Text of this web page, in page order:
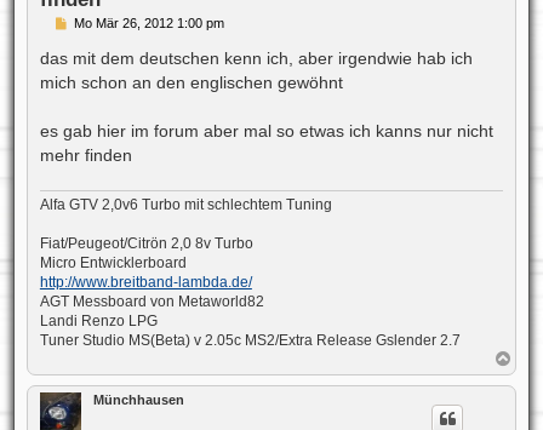
B
r
Mo Mär 26, 2012 1:00 pm
das mit dem deutschen kenn ich, aber irgendwie hab ich
mich schon an den englischen gewöhnt
es gab hier im forum aber mal so etwas ich kanns nur nicht
mehr finden
Alfa GTV 2,0v6 Turbo mit schlechtem Tuning
Fiat/Peugeot/Citrön 2,0 8v Turbo
Micro Entwicklerboard
http://www.breitband-lambda.de/
AGT Messboard von Metaworld82
Landi Renzo LPG
Tuner Studio MS(Beta) v 2.05c MS2/Extra Release Gslender 2.7
a
c
Münchhausen